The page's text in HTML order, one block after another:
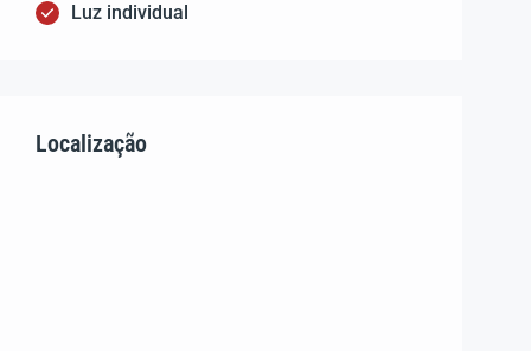
Luz individual
Localização